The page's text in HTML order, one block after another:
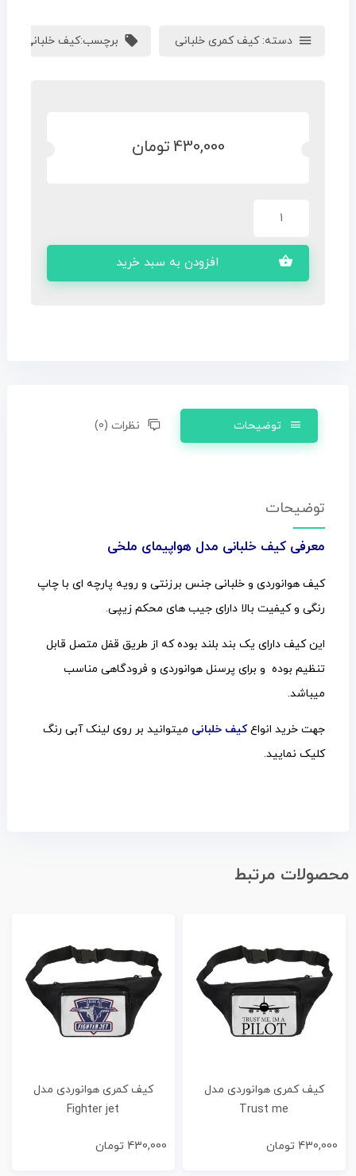
دسته:کیف کمری خلبانی برچسب:کیف خلبانی
430,000تومان
افزودن به سبد خرید
توضیحات نظرات (0)
توضیحات
معرفی کیف خلبانی مدل هواپیمای ملخی
کیف هوانوردی و خلبانی جنس برزنتی و رویه پارچه ای با چاپ
رنگی و کیفیت بالا دارای جیب های محکم زیپی.
این کیف دارای یک بند بلند بوده که از طریق قفل متصل قابل
تنظیم بوده و برای پرسنل هوانوردی و فرودگاهی مناسب
میباشد.
جهت خرید انواع کیف خلبانی میتوانید بر روی لینک آبی رنگ
کلیک نمایید.
محصولات مرتبط
کیف کمری هوانوردی مدل
Trust me
430,000 تومان
کیف کمری هوانوردی مدل
Fighter jet
430,000 تومان